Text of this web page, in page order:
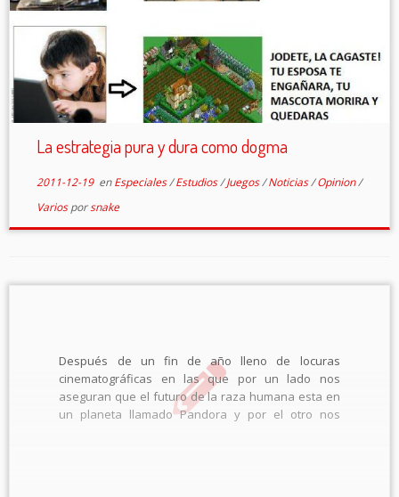
La estrategia pura y dura como dogma
2011-12-19enEspeciales/Estudios/Juegos/Noticias/Opinion/
Variosporsnake
Después de un fin de año lleno de locuras
cinematográficas en las que por un lado nos
aseguran que el futuro de la raza humana esta en
un planeta llamado Pandora y por el otro nos